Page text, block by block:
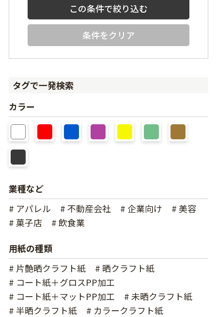
条件をクリア
タグで一発検索
カラー
業種など
# アパレル
# 不動産会社 # 企業向け
# 美容
# 菓子店
# 飲食業
用紙の種類
# 片艶晒クラフト紙
# 晒クラフト紙
# コート紙＋グロスPP加工
# コート紙＋マットPP加工
# 未晒クラフト紙
# 半晒クラフト紙
# カラークラフト紙